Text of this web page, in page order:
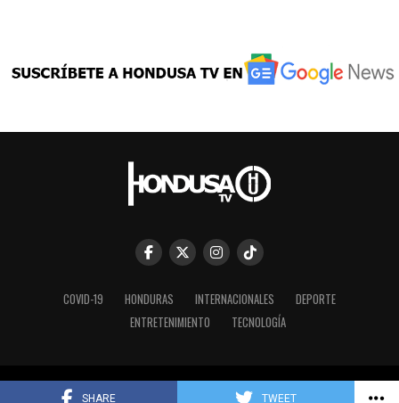
SHARE TWEET
COVID-19 HONDURAS INTERNACIONALES
DEPORTE
ENTRETENIMIENTO
TECNOLOGÍA
Copyright © 2023 HONDUSA TV INC.